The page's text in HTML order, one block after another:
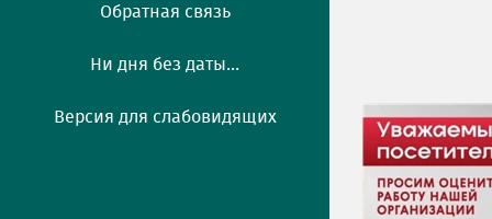
Обратная связь
Ни дня без даты...
Версия для слабовидящих